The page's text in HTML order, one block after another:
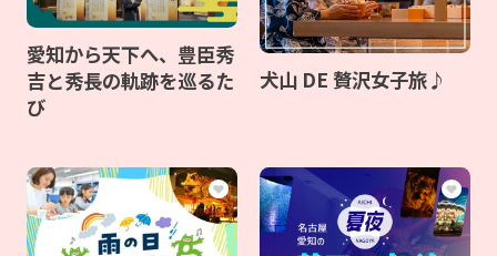
愛知から天下へ、豊臣秀
吉と秀長の軌跡を巡るた
び
犬山 DE 贅沢女子旅♪